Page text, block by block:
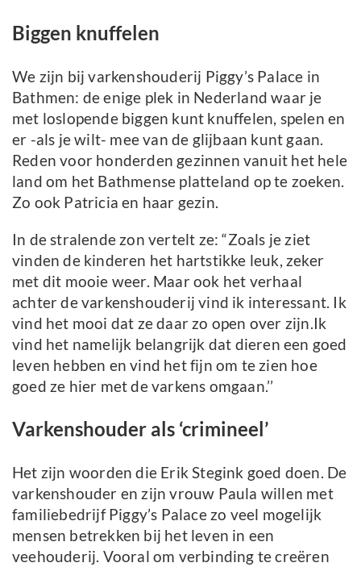
Biggen knuffelen
We zijn bij varkenshouderij Piggy’s Palace in
Bathmen: de enige plek in Nederland waar je
met loslopende biggen kunt knuffelen, spelen en
er -als je wilt- mee van de glijbaan kunt gaan.
Reden voor honderden gezinnen vanuit het hele
land om het Bathmense platteland op te zoeken.
Zo ook Patricia en haar gezin.
In de stralende zon vertelt ze: “Zoals je ziet
vinden de kinderen het hartstikke leuk, zeker
met dit mooie weer. Maar ook het verhaal
achter de varkenshouderij vind ik interessant. Ik
vind het mooi dat ze daar zo open over zijn.Ik
vind het namelijk belangrijk dat dieren een goed
leven hebben en vind het fijn om te zien hoe
goed ze hier met de varkens omgaan.’’
Varkenshouder als ‘crimineel’
Het zijn woorden die Erik Stegink goed doen. De
varkenshouder en zijn vrouw Paula willen met
familiebedrijf Piggy’s Palace zo veel mogelijk
mensen betrekken bij het leven in een
veehouderij. Vooral om verbinding te creëren